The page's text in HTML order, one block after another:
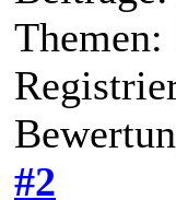
Themen:
#2